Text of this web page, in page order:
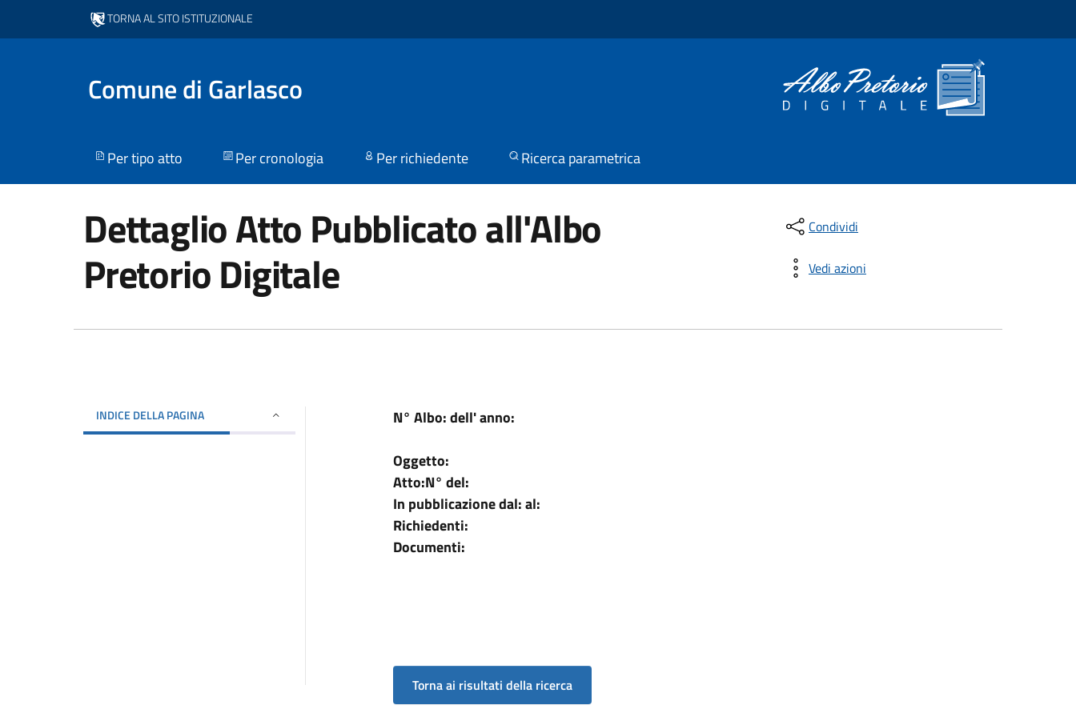
TORNA AL SITO ISTITUZIONALE
Comune di Garlasco
Per tipo atto Per cronologia Per richiedente Ricerca parametrica
Dettaglio Atto Pubblicato all'Albo
Pretorio Digitale
Condividi
Vedi azioni
INDICE DELLA PAGINA N° Albo:dell' anno:
Oggetto:
Atto:N° del:
In pubblicazione dal:al:
Richiedenti:
Documenti: